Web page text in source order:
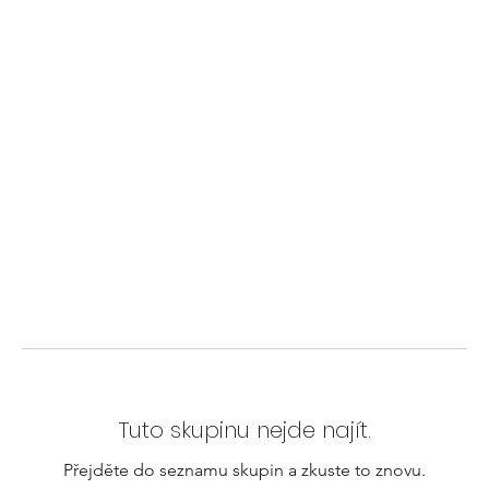
Tuto skupinu nejde najít.
Přejděte do seznamu skupin a zkuste to znovu.